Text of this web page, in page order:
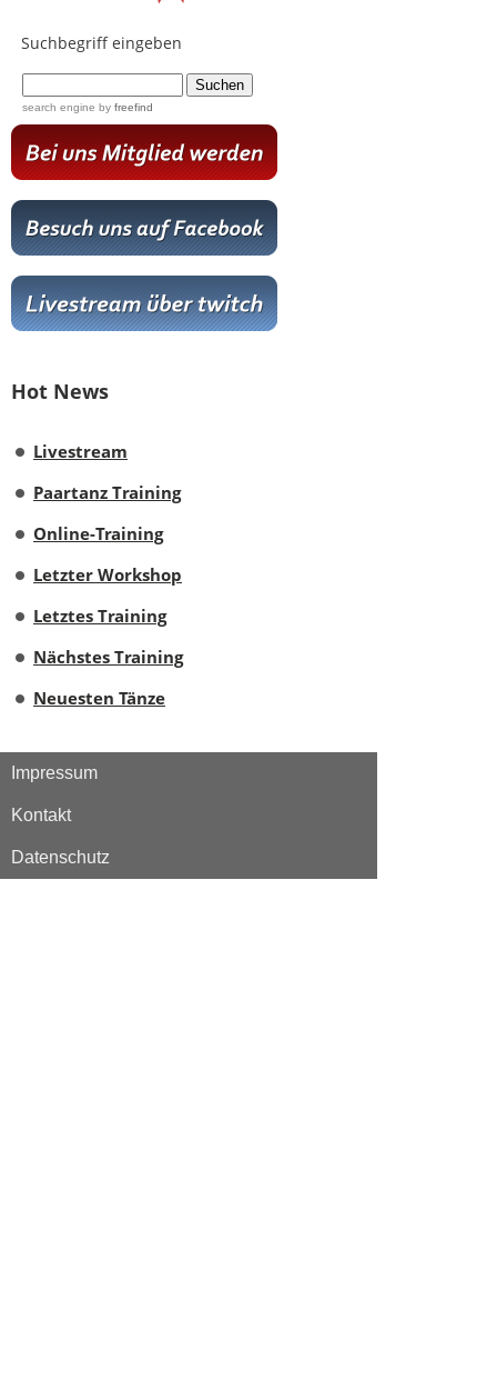
Suchbegriff eingeben
search engine by freefind
Hot News
Livestream
Paartanz Training
Online-Training
Letzter Workshop
Letztes Training
Nächstes Training
Neuesten Tänze
Impressum
Kontakt
Datenschutz